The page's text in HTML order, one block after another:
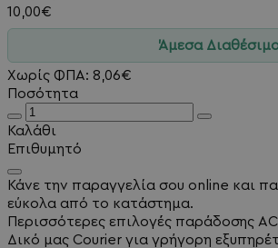
10,00€
Άμεσα
Χωρίς ΦΠΑ: 8,06€
Ποσότητα
Καλάθι
Επιθυμητό
Κάνε την παραγγελία σου online και
εύκολα από το κατάστημα.
Περισσότερες επιλογές παράδοσης
Δικό μας Courier για γρήγορη